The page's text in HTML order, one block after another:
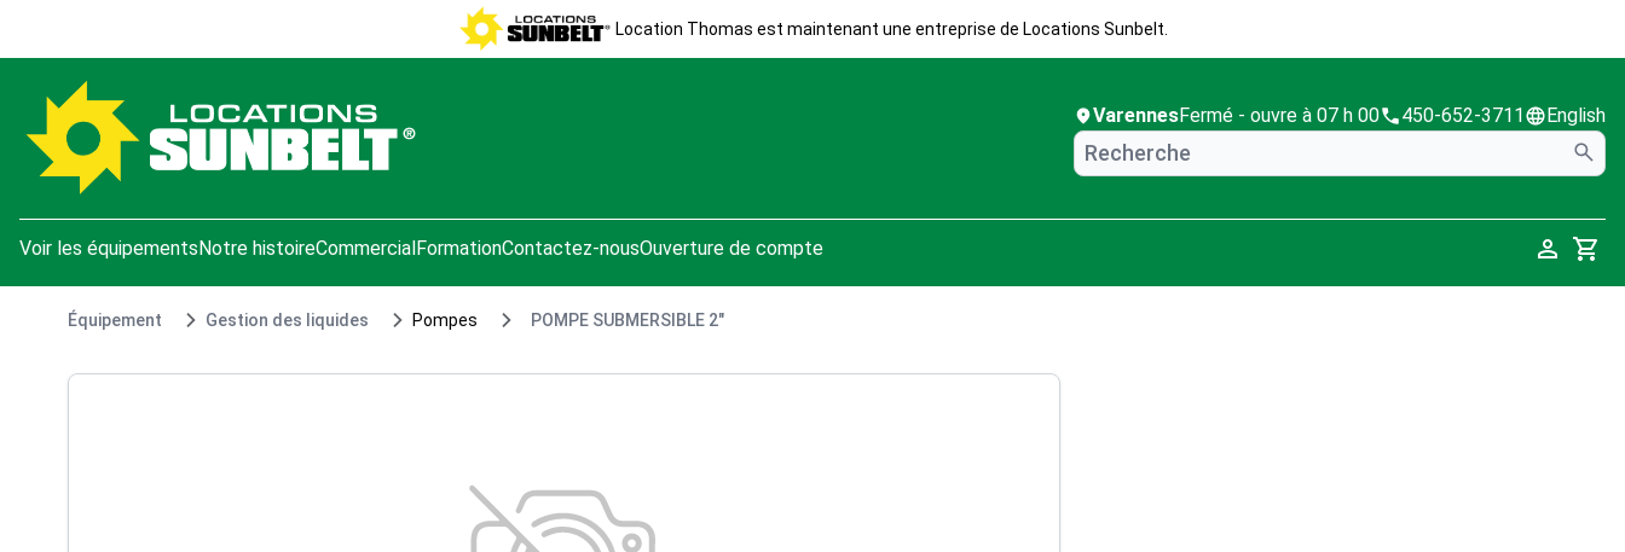
Location Thomas est maintenant une entreprise de Locations Sunbelt.
VarennesFermé - ouvre à 07 h 00 450-652-3711 English
Voir les équipements Notre histoireCommercial FormationContactez-nousOuverture de compte
Cart
Équipement Gestion des liquides Pompes POMPE SUBMERSIBLE 2"